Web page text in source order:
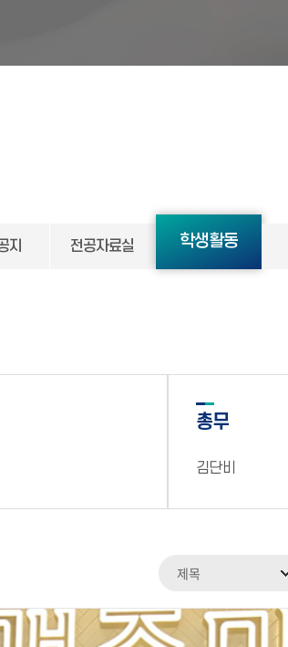
지 전공자료실 학생활동
총무
김단비